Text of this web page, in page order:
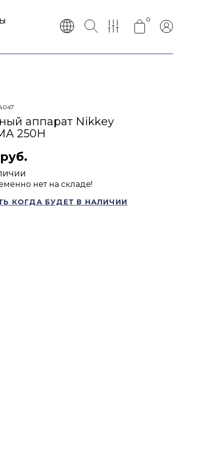
0
аппарат Nikkey
250H
нет на складе!
КОГДА БУДЕТ В НАЛИЧИИ